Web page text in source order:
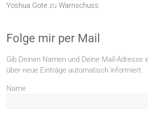
Yoshua Gote zuWarnschuss
Folge mir per Mail
Gib Deinen Namen und Deine Mail-Adresse
über neue Einträge automatisch informiert.
Name